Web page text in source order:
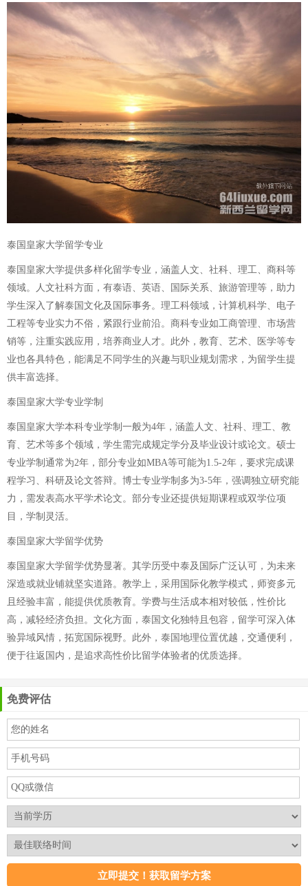
泰国皇家大学留学专业
泰国皇家大学提供多样化留学专业，涵盖人文、社科、理工、商科等
领域。人文社科方面，有泰语、英语、国际关系、旅游管理等，助力
学生深入了解泰国文化及国际事务。理工科领域，计算机科学、电子
工程等专业实力不俗，紧跟行业前沿。商科专业如工商管理、市场营
销等，注重实践应用，培养商业人才。此外，教育、艺术、医学等专
业也各具特色，能满足不同学生的兴趣与职业规划需求，为留学生提
供丰富选择。
泰国皇家大学专业学制
泰国皇家大学本科专业学制一般为4年，涵盖人文、社科、理工、教
育、艺术等多个领域，学生需完成规定学分及毕业设计或论文。硕士
专业学制通常为2年，部分专业如MBA等可能为1.5-2年，要求完成课
程学习、科研及论文答辩。博士专业学制多为3-5年，强调独立研究能
力，需发表高水平学术论文。部分专业还提供短期课程或双学位项
目，学制灵活。
泰国皇家大学留学优势
泰国皇家大学留学优势显著。其学历受中泰及国际广泛认可，为未来
深造或就业铺就坚实道路。教学上，采用国际化教学模式，师资多元
且经验丰富，能提供优质教育。学费与生活成本相对较低，性价比
高，减轻经济负担。文化方面，泰国文化独特且包容，留学可深入体
验异域风情，拓宽国际视野。此外，泰国地理位置优越，交通便利，
便于往返国内，是追求高性价比留学体验者的优质选择。
免费评估